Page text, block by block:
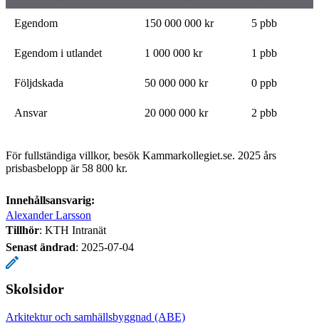
Egendom 150 000 000 kr 5 pbb
Egendom i utlandet 1 000 000 kr 1 pbb
Följdskada 50 000 000 kr 0 ppb
Ansvar 20 000 000 kr 2 pbb
För fullständiga villkor, besök Kammarkollegiet.se. 2025 års
prisbasbelopp är 58 800 kr.
Innehållsansvarig:
Alexander Larsson
Tillhör: KTH Intranät
Senast ändrad: 2025-07-04
Skolsidor
Arkitektur och samhällsbyggnad (ABE)